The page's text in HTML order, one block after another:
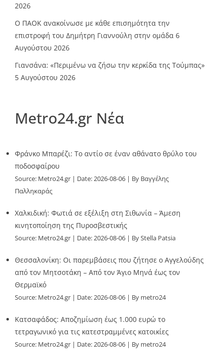
2026
Ο ΠΑΟΚ ανακοίνωσε με κάθε επισημότητα την
επιστροφή του Δημήτρη Γιαννούλη στην ομάδα 6
Αυγούστου 2026
Γιανσάνα: «Περιμένω να ζήσω την κερκίδα της Τούμπας»
5 Αυγούστου 2026
Metro24.gr Νέα
Φράνκο Μπαρέζι: Το αντίο σε έναν αθάνατο θρύλο του
ποδοσφαίρου
Source: Metro24.gr Date: 2026-08-06
By Βαγγέλης
Παλληκαράς
Χαλκιδική: Φωτιά σε εξέλιξη στη Σιθωνία – Άμεση
κινητοποίηση της Πυροσβεστικής
Source: Metro24.gr Date: 2026-08-06 By Stella Patsia
Θεσσαλονίκη: Οι παρεμβάσεις που ζήτησε ο Αγγελούδης
από τον Μητσοτάκη – Από τον Άγιο Μηνά έως τον
Θερμαϊκό
Source: Metro24.gr Date: 2026-08-06 By metro24
Κατσαφάδος: Αποζημίωση έως 1.000 ευρώ το
τετραγωνικό για τις κατεστραμμένες κατοικίες
Source: Metro24.gr Date: 2026-08-06 By metro24